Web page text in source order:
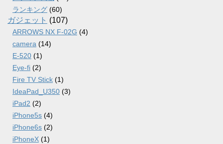
ランキング (60)
ガジェット (107)
ARROWS NX F-02G (4)
camera (14)
E-520 (1)
Eye-fi (2)
Fire TV Stick (1)
IdeaPad_U350 (3)
iPad2 (2)
iPhone5s (4)
iPhone6s (2)
iPhoneX (1)